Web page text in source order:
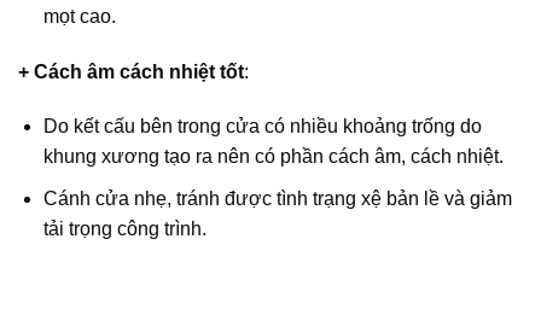
mọt cao.
+ Cách âm cách nhiệt tốt:
Do kết cấu bên trong cửa có nhiều khoảng trống do
khung xương tạo ra nên có phần cách âm, cách nhiệt.
Cánh cửa nhẹ, tránh được tình trạng xệ bản lề và giảm
tải trọng công trình.